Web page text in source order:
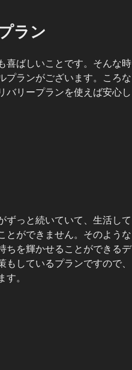
ラン
喜ばしいことです。そんな時
プランがございます。ころな
バリープランを使えば安心し
ずっと続いていて、生活して
とができません。そのような
ちを輝かせることができるデ
しているプランですので、
す。